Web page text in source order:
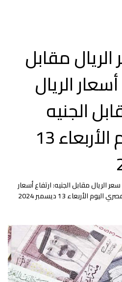
مقابل
الريال
الجنيه
المصري اليوم الأربعاء 13
الريال مقابل الجنيه: ارتفاع أسعار
13 ديسمبر 2024